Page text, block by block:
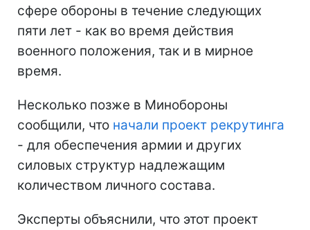
сфере обороны в течение следующих
пяти лет - как во время действия
военного положения, так и в мирное
время.
Несколько позже в Минобороны
сообщили, что начали проект рекрутинга
- для обеспечения армии и других
силовых структур надлежащим
количеством личного состава.
Эксперты объяснили, что этот проект